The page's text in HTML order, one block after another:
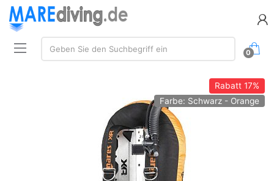
Suche:
Geben Sie den Suchbegriff ein
0
Rabatt17%
Farbe: Schwarz - Orange